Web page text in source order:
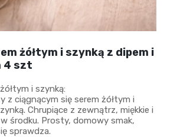
żółtym i szynką z dipem i
4 szt
i szynką:
z ciągnącym się serem żółtym i
Chrupiące z zewnątrz, miękkie i
środku. Prosty, domowy smak,
sprawdza.